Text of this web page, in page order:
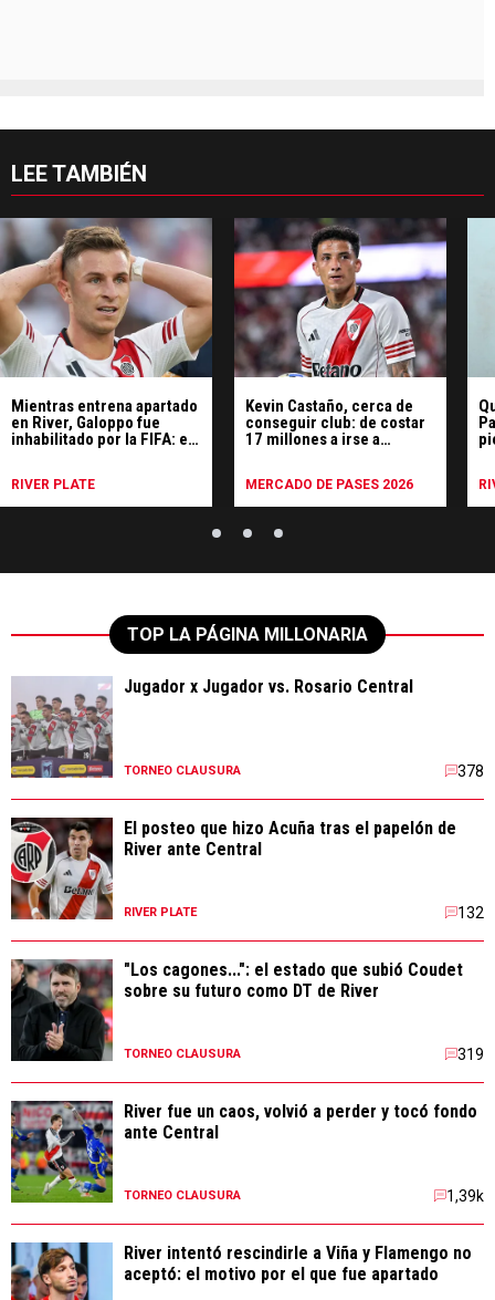
LEE TAMBIÉN
Mientras entrena apartado
en River, Galoppo fue
inhabilitado por la FIFA: el
RIVER PLATE
Kevin Castaño, cerca de
conseguir club: de costar
17 millones a irse a
MERCADO DE PASES 2026
TOP LA PÁGINA MILLONARIA
Jugador x Jugador vs. Rosario Central
TORNEO CLAUSURA 378
El posteo que hizo Acuña tras el papelón de
River ante Central
RIVER PLATE 132
"Los cagones...": el estado que subió Coudet
sobre su futuro como DT de River
TORNEO CLAUSURA 319
River fue un caos, volvió a perder y tocó fondo
ante Central
TORNEO CLAUSURA 1,39k
River intentó rescindirle a Viña y Flamengo no
aceptó: el motivo por el que fue apartado